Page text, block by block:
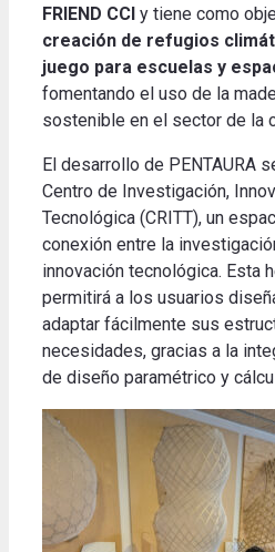
FRIEND CCI y tiene como
creación de refugios
juego para escuelas y
fomentando el uso de la
sostenible en el sector de la
El desarrollo de PENTAURA
Centro de Investigación,
Tecnológica (CRITT), un
conexión entre la
innovación tecnológica. Esta
permitirá a los usuarios
adaptar fácilmente sus
necesidades, gracias a la
de diseño paramétrico y